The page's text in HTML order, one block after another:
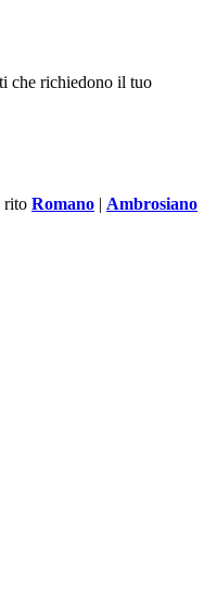
che richiedono il tuo
rito Romano | Ambrosiano